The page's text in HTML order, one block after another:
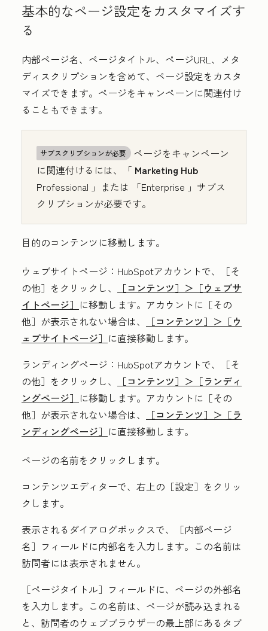
基本的なページ設定をカスタマイズす
る
内部ページ名、ページタイトル、ページURL、メタ
ディスクリプションを含めて、ページ設定をカスタ
マイズできます。ページをキャンペーンに関連付け
ることもできます。
サブスクリプションが必要
ページをキャンペーン
に関連付けるには、「 Marketing Hub
Professional 」または 「Enterprise 」サブス
クリプションが必要です。
目的のコンテンツに移動します。
ウェブサイトページ ：HubSpotアカウントで、
［そ
の他］をクリックし、
［コンテンツ］＞ ［ウェブサ
イトページ］ に移動します。アカウントに ［その
他］が表示されない場合は、
［コンテンツ］＞ ［ウ
ェブサイトページ］ に直接移動します。
ランディングページ ：HubSpotアカウントで、
［そ
の他］をクリックし、
［コンテンツ］＞ ［ランディ
ングページ］ に移動します。アカウントに ［その
他］が表示されない場合は、
［コンテンツ］＞ ［ラ
ンディングページ］ に直接移動します。
ページの名前をクリックします。
コンテンツエディターで、右上の［設定］ をクリッ
クします。
表示されるダイアログボックスで、［内部ページ
名］フィールドに内部名 を入力します。 この名前は
訪問者には表示されません。
［ページタイトル］ フィールドに、ページの外部名
を入力します。この名前は、ページが読み込まれる
と、訪問者のウェブブラウザーの最上部にあるタブ